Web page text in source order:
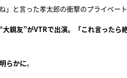
と言った孝太郎の衝撃のプライベート
親友”がVTRで出演。「これ言ったら
らかに。